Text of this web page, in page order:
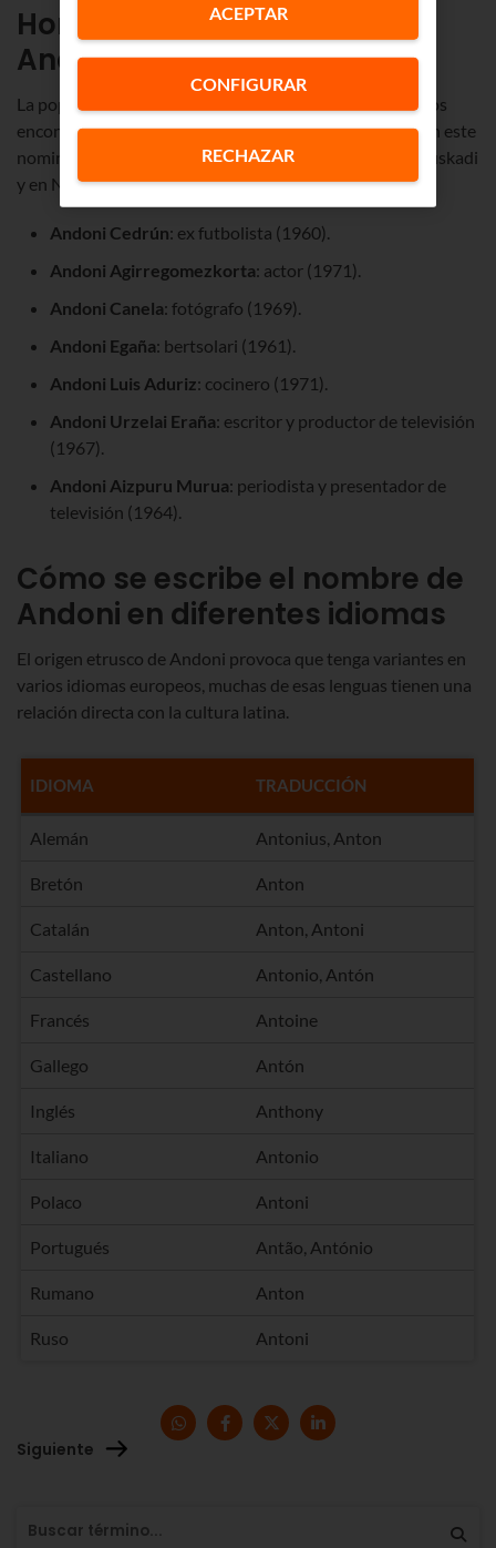
Hombres con el nombre de
Andoni
La popularidad del nombre de Andoni hace que podamos
encontrar a hombres de reconocido prestigio que tienen este
nominativo. Además, se trata de personas nacidas en Euskadi
y en Navarra.
Andoni Cedrún: ex futbolista (1960).
Andoni Agirregomezkorta: actor (1971).
Andoni Canela: fotógrafo (1969).
Andoni Egaña: bertsolari (1961).
Andoni Luis Aduriz: cocinero (1971).
Andoni Urzelai Eraña: escritor y productor de televisión
(1967).
Andoni Aizpuru Murua: periodista y presentador de
televisión (1964).
Cómo se escribe el nombre de
Andoni en diferentes idiomas
El origen etrusco de Andoni provoca que tenga variantes en
varios idiomas europeos, muchas de esas lenguas tienen una
relación directa con la cultura latina.
IDIOMA TRADUCCIÓN
Alemán Antonius, Anton
Bretón Anton
Catalán Anton, Antoni
Castellano Antonio, Antón
Francés Antoine
Gallego Antón
Inglés Anthony
Italiano Antonio
Polaco Antoni
Portugués Antão, António
Rumano Anton
Ruso Antoni
Siguiente
CONFIGURAR
RECHAZAR
ACEPTAR